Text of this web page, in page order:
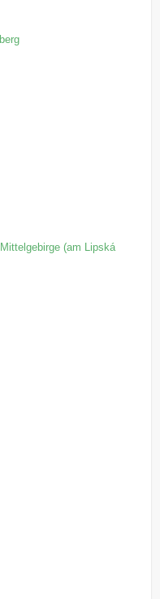
(am Lipská